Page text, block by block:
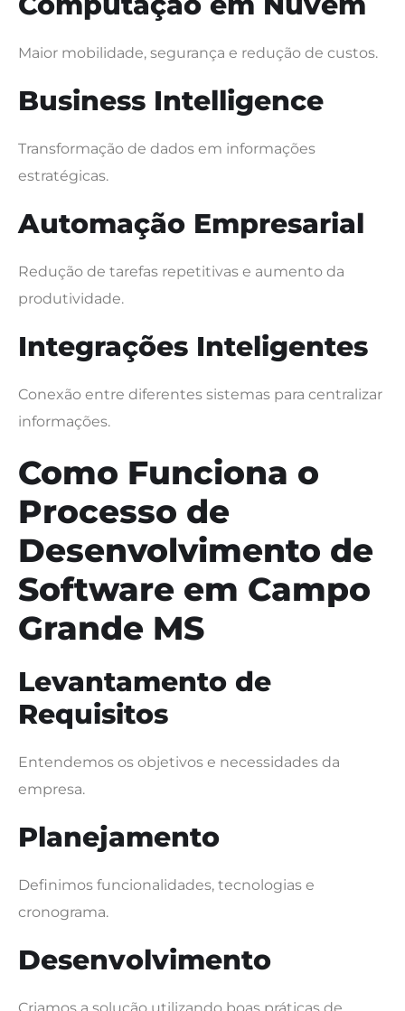
Maior mobilidade, segurança e redução de custos.
Business Intelligence
Transformação de dados em informações
estratégicas.
Automação Empresarial
Redução de tarefas repetitivas e aumento da
produtividade.
Integrações Inteligentes
Conexão entre diferentes sistemas para centralizar
informações.
Como Funciona o
Processo de
Desenvolvimento de
Software em Campo
Grande MS
Levantamento de
Requisitos
Entendemos os objetivos e necessidades da
empresa.
Planejamento
Definimos funcionalidades, tecnologias e
cronograma.
Desenvolvimento
Criamos a solução utilizando boas práticas de